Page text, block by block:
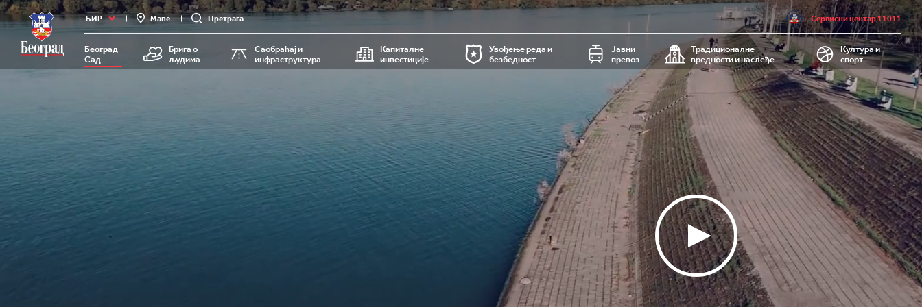
Град
Београд
ЋИР Мапе Претрага Сервисни центар 11011
Београд
Сад
Брига о
људима
Саобраћај и
инфраструктура
Капиталне
инвестиције
Увођење реда и
безбедност
Јавни
превоз
Традиционалне
вредности и наслеђе
Култура и
спорт